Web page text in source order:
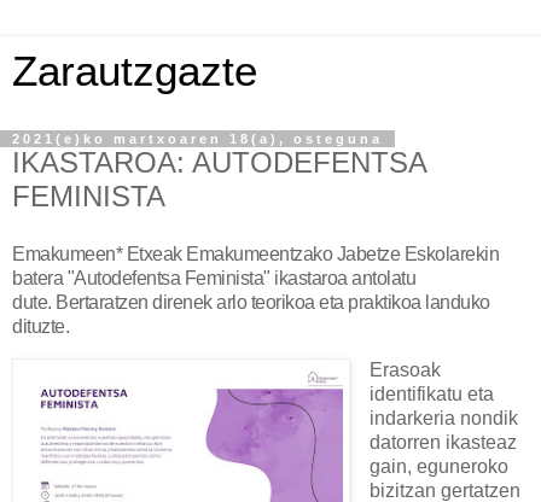
Zarautzgazte
2021(e)ko martxoaren 18(a), osteguna
IKASTAROA: AUTODEFENTSA
FEMINISTA
Emakumeen* Etxeak Emakumeentzako Jabetze Eskolarekin
batera "Autodefentsa Feminista" ikastaroa antolatu
dute. Bertaratzen direnek arlo teorikoa eta praktikoa landuko
dituzte.
Erasoak
identifikatu eta
indarkeria nondik
datorren ikasteaz
gain, eguneroko
bizitzan gertatzen